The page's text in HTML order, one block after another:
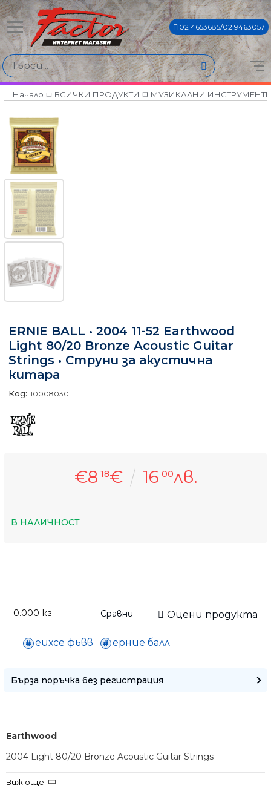
02 4653685/02 9463057
Начало ВСИЧКИ ПРОДУКТИ МУЗИКАЛНИ
ERNIE BALL • 2004 11-52 Earthwood
Light 80/20 Bronze Acoustic Guitar
Strings • Струни за акустична
китара
Код: 10008030
€8 18€ 16 00лв.
В НАЛИЧНОСТ
0.000 кг Сравни Оцени продукта
еихсе фьвв ерние балл
Бърза поръчка без регистрация
Само
Earthwood
2004 Light 80/20 Bronze Acoustic Guitar Strings
Струни за акустична китара
Виж още